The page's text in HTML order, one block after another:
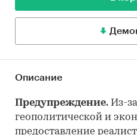
Описание
Предупреждение. Из-
геополитической и
предоставление